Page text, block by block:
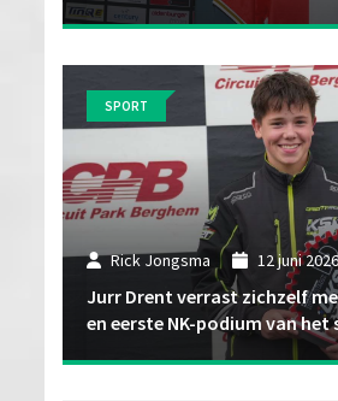
Rick Jongsma 12 juni 2026
Jurr Drent verrast zichzelf
en eerste NK-podium van het
SPORT